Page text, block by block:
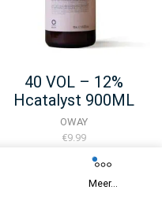
40 VOL – 12%
Hcatalyst 900ML
OWAY
€9.99
Meer...